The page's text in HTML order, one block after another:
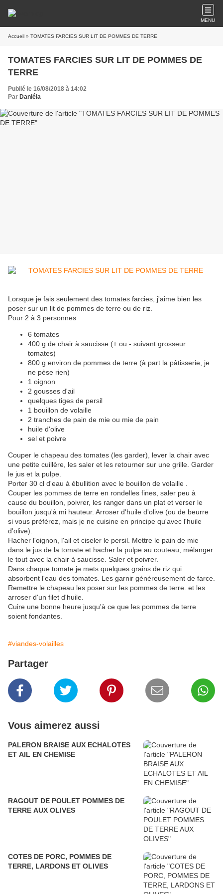
MENU
Accueil » TOMATES FARCIES SUR LIT DE POMMES DE TERRE
TOMATES FARCIES SUR LIT DE POMMES DE
TERRE
Publié le 16/08/2018 à 14:02
Par Daniéla
Lorsque je fais seulement des tomates farcies, j'aime bien les
poser sur un lit de pommes de terre ou de riz.
Pour 2 à 3 personnes
6 tomates
400 g de chair à saucisse (+ ou - suivant grosseur
tomates)
800 g environ de pommes de terre (à part la pâtisserie, je
ne pèse rien)
1 oignon
2 gousses d'ail
quelques tiges de persil
1 bouillon de volaille
2 tranches de pain de mie ou mie de pain
huile d'olive
sel et poivre
Couper le chapeau des tomates (les garder), lever la chair avec
une petite cuillère, les saler et les retourner sur une grille. Garder
le jus et la pulpe.
Porter 30 cl d'eau à ébullition avec le bouillon de volaille .
Couper les pommes de terre en rondelles fines, saler peu à
cause du bouillon, poivrer, les ranger dans un plat et verser le
bouillon jusqu'à mi hauteur. Arroser d'huile d'olive (ou de beurre
si vous préférez, mais je ne cuisine en principe qu'avec l'huile
d'olive).
Hacher l'oignon, l'ail et ciseler le persil. Mettre le pain de mie
dans le jus de la tomate et hacher la pulpe au couteau, mélanger
le tout avec la chair à saucisse. Saler et poivrer.
Dans chaque tomate je mets quelques grains de riz qui
absorbent l'eau des tomates. Les garnir généreusement de farce.
Remettre le chapeau les poser sur les pommes de terre. et les
arroser d'un filet d'huile.
Cuire une bonne heure jusqu'à ce que les pommes de terre
soient fondantes.
#viandes-volailles
Partager
Vous aimerez aussi
PALERON BRAISE AUX ECHALOTES
ET AIL EN CHEMISE
RAGOUT DE POULET POMMES DE
TERRE AUX OLIVES
COTES DE PORC, POMMES DE
TERRE, LARDONS ET OLIVES